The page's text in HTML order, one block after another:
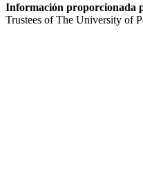
Información proporcionada
Trustees of The University of